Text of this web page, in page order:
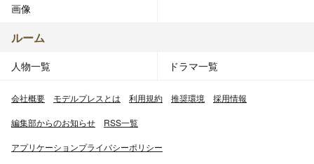
画像
ルーム
人物一覧 ドラマ一覧
会社概要 モデルプレスとは 利用規約 推奨環境 採用情報
編集部からのお知らせ RSS一覧
アプリケーションプライバシーポリシー